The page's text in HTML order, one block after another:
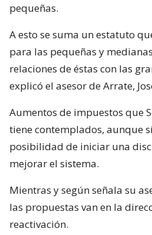
pequeñas.
A esto se suma un estatuto
para las pequeñas y
relaciones de éstas con las
explicó el asesor de Arrate,
Aumentos de impuestos que
tiene contemplados, aunque
posibilidad de iniciar una
mejorar el sistema.
Mientras y según señala su
las propuestas van en la
reactivación.